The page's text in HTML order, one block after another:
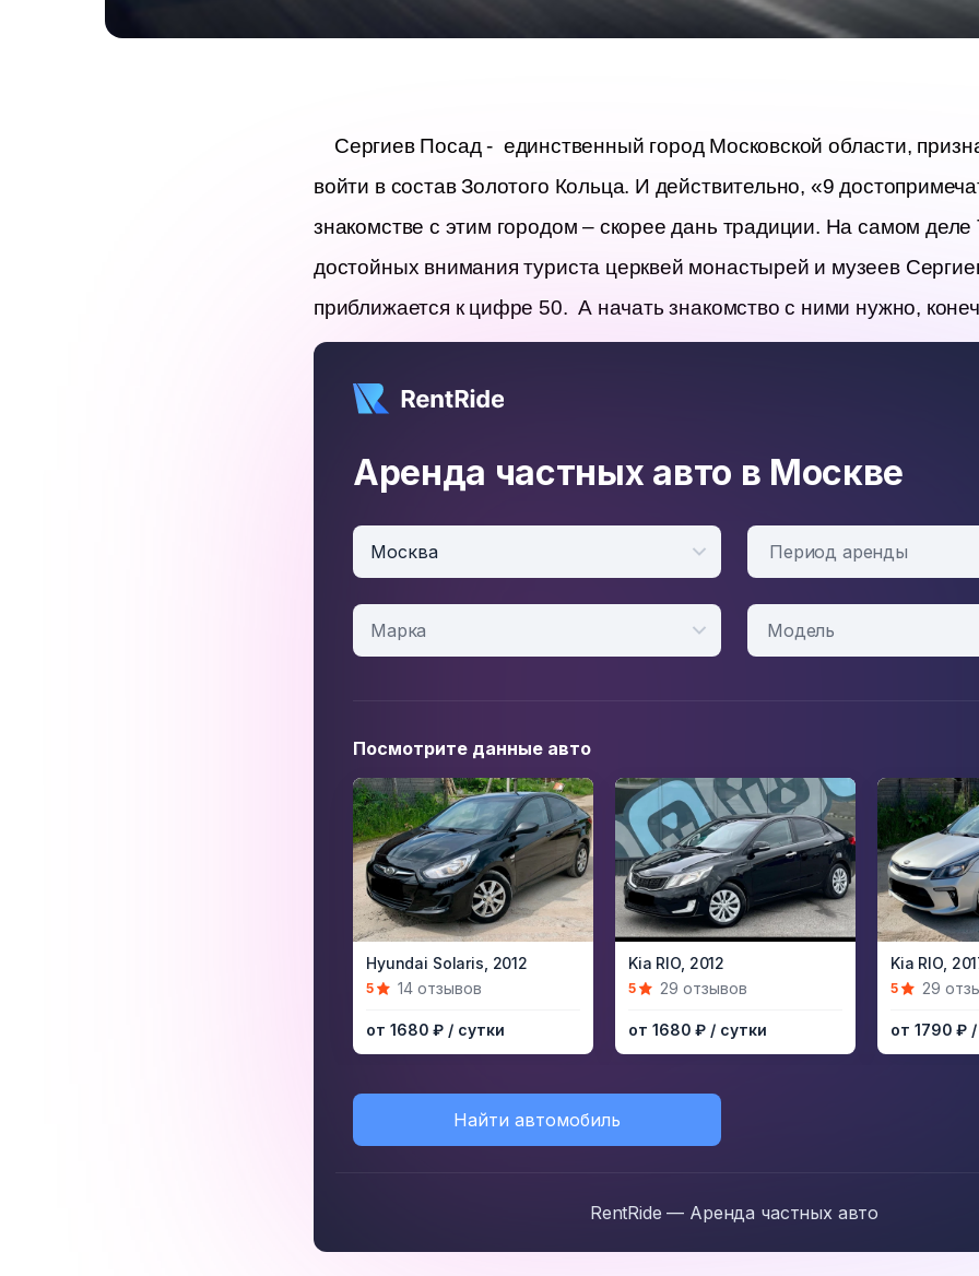
Сергиев Посад -  единственный город Московской области,
войти в состав Золотого Кольца. И действительно, «9
знакомстве с этим городом – скорее дань традиции. На самом
достойных внимания туриста церквей монастырей и музеев
приближается к цифре 50.  А начать знакомство с ними нужно,
Аренда частных авто в Москве
Москва Период аренды
Посмотрите данные авто
Item
Hyundai Solaris, 2012
5 14 отзывов
от 1680 ₽ / сутки
Item
Kia RIO, 2012
5 29 отзывов
от 1680 ₽ / сутки
Item
Kia RIO,
5 29
от 1790 ₽
Найти автомобиль
RentRide — Аренда частных авто